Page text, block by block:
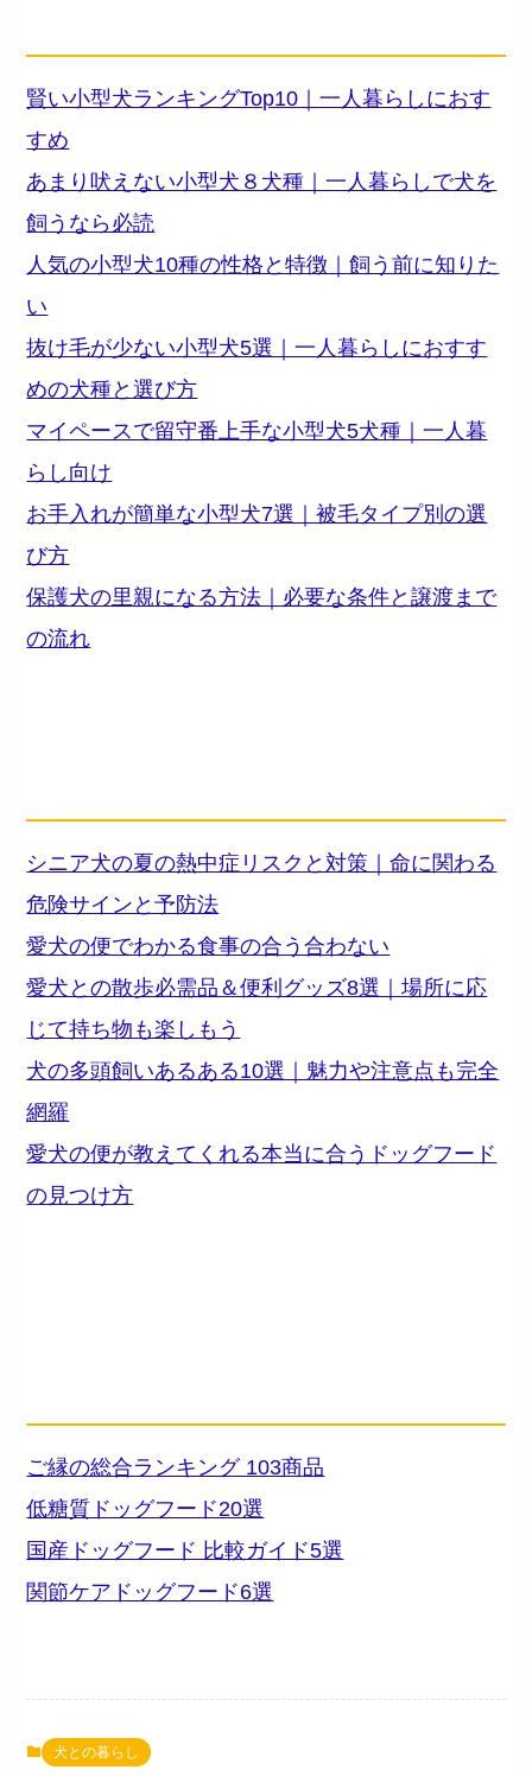
賢い小型犬ランキングTop10｜一人暮らしにおす
すめ
あまり吠えない小型犬８犬種｜一人暮らしで犬を
飼うなら必読
人気の小型犬10種の性格と特徴｜飼う前に知りた
い
抜け毛が少ない小型犬5選｜一人暮らしにおすす
めの犬種と選び方
マイペースで留守番上手な小型犬5犬種｜一人暮
らし向け
お手入れが簡単な小型犬7選｜被毛タイプ別の選
び方
保護犬の里親になる方法｜必要な条件と譲渡まで
の流れ
シニア犬の夏の熱中症リスクと対策｜命に関わる
危険サインと予防法
愛犬の便でわかる食事の合う合わない
愛犬との散歩必需品＆便利グッズ8選｜場所に応
じて持ち物も楽しもう
犬の多頭飼いあるある10選｜魅力や注意点も完全
網羅
愛犬の便が教えてくれる本当に合うドッグフード
の見つけ方
ご縁の総合ランキング 103商品
低糖質ドッグフード20選
国産ドッグフード 比較ガイド5選
関節ケアドッグフード6選
犬との暮らし